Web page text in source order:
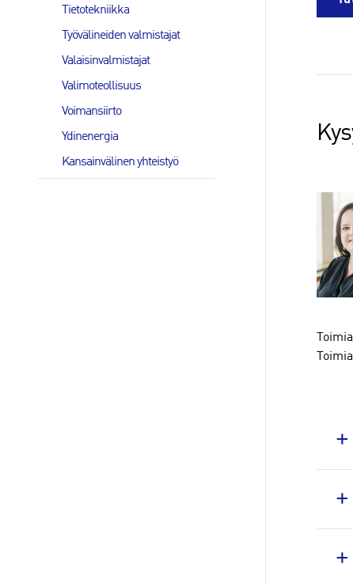
Tietotekniikka
Työvälineiden valmistajat
Valaisinvalmistajat
Valimoteollisuus
Voimansiirto
Ydinenergia
Kansainvälinen yhteistyö